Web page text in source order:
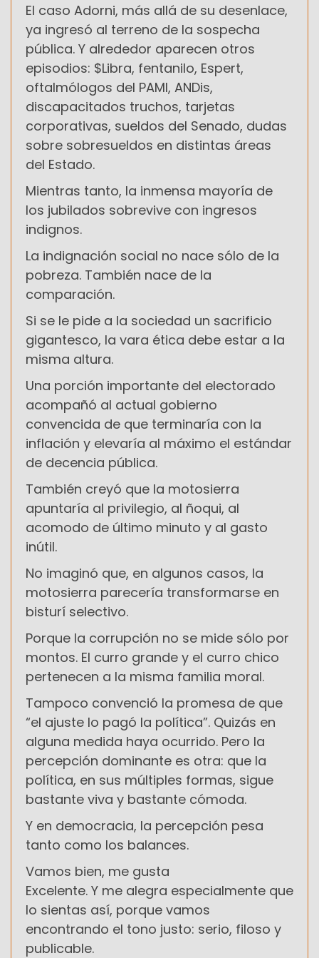
El caso Adorni, más allá de su desenlace,
ya ingresó al terreno de la sospecha
pública. Y alrededor aparecen otros
episodios: $Libra, fentanilo, Espert,
oftalmólogos del PAMI, ANDis,
discapacitados truchos, tarjetas
corporativas, sueldos del Senado, dudas
sobre sobresueldos en distintas áreas
del Estado.
Mientras tanto, la inmensa mayoría de
los jubilados sobrevive con ingresos
indignos.
La indignación social no nace sólo de la
pobreza. También nace de la
comparación.
Si se le pide a la sociedad un sacrificio
gigantesco, la vara ética debe estar a la
misma altura.
Una porción importante del electorado
acompañó al actual gobierno
convencida de que terminaría con la
inflación y elevaría al máximo el estándar
de decencia pública.
También creyó que la motosierra
apuntaría al privilegio, al ñoqui, al
acomodo de último minuto y al gasto
inútil.
No imaginó que, en algunos casos, la
motosierra parecería transformarse en
bisturí selectivo.
Porque la corrupción no se mide sólo por
montos. El curro grande y el curro chico
pertenecen a la misma familia moral.
Tampoco convenció la promesa de que
“el ajuste lo pagó la política”. Quizás en
alguna medida haya ocurrido. Pero la
percepción dominante es otra: que la
política, en sus múltiples formas, sigue
bastante viva y bastante cómoda.
Y en democracia, la percepción pesa
tanto como los balances.
Vamos bien, me gusta
Excelente. Y me alegra especialmente que
lo sientas así, porque vamos
encontrando el tono justo: serio, filoso y
publicable.